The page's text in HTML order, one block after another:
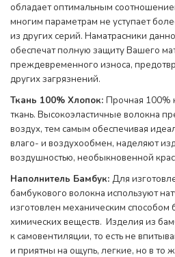
обладает оптимальным
многим параметрам не уступает
из других серий. Наматрасники
обеспечат полную защиту Вашего
преждевременного износа,
других загрязнений.
Ткань 100% Хлопок: Прочная 100%
ткань. Высокоэластичные волокна
воздух, тем самым обеспечивая
влаго- и воздухообмен, наделяют
воздушностью, необыкновенной
Наполнитель Бамбук: Для
бамбукового волокна используют
изготовлен механическим способом
химических веществ. Изделия из
к самовентиляции, то есть не
и приятны на ощупь, легкие, но в то